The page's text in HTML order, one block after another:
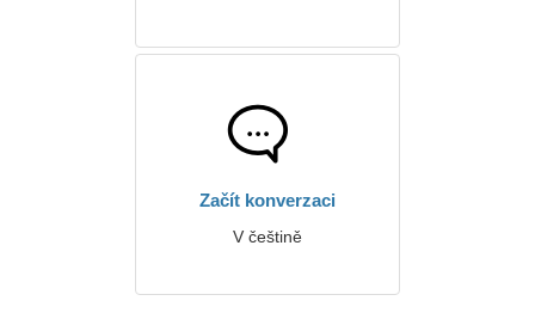
Začít konverzaci
V češtině